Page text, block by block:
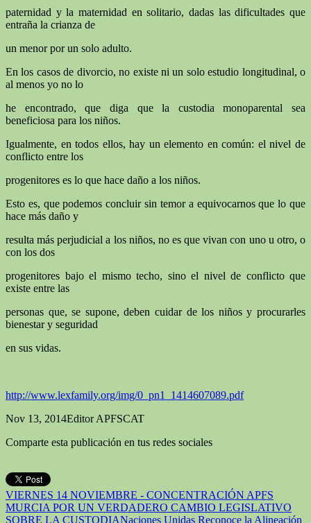
paternidad y la maternidad en solitario, dadas las dificultades que
entraña la crianza de
un menor por un solo adulto.
En los casos de divorcio, no existe ni un solo estudio longitudinal, o
al menos yo no lo
he encontrado, que diga que la custodia monoparental sea
beneficiosa para los niños.
Igualmente, en todos ellos, hay un elemento en común: el nivel de
conflicto entre los
progenitores es lo que hace daño a los niños.
Esto es, que podemos concluir sin temor a equivocarnos que lo que
hace más daño y
resulta más perjudicial a los niños, no es que vivan con uno u otro, o
con los dos
progenitores bajo el mismo techo, sino el nivel de conflicto que
existe entre las
personas que, se supone, deben cuidar de los niños y procurarles
bienestar y seguridad
en sus vidas.
http://www.lexfamily.org/img/0_pn1_1414607089.pdf
Nov 13, 2014Editor APFSCAT
Comparte esta publicación en tus redes sociales
VIERNES 14 NOVIEMBRE - CONCENTRACIÓN APFS
MURCIA POR UN VERDADERO CAMBIO LEGISLATIVO
SOBRE LA CUSTODIANaciones Unidas Reconoce la Alineación